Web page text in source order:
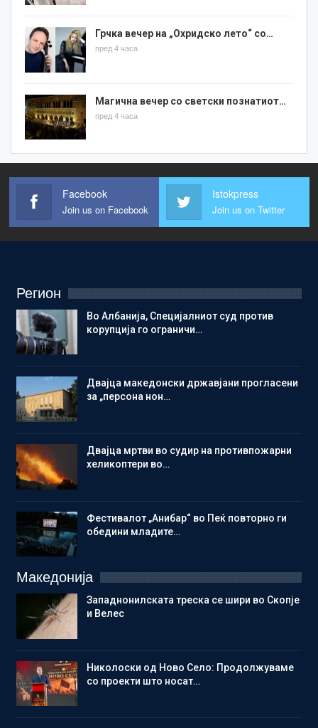
Грчка вечер на „Охридско лето“ со…
пред 4 часа
Магична вечер со светски познатиот…
пред 4 часа
Facebook
Join us on Facebook
Istokpress
Join us on Twitter
Регион
Во Албанија, Специјалниот суд против
корупција го ограничи…
Двајца македонски државјани прогласени
за „персона нон…
Двајца мртви во судир на противпожарни
хеликоптери во…
Фестивалот „Анибар“ во Пеќ повторно ги
обедини младите…
Македонија
Западнонилската треска се шири во Скопје
и Велес
Николоски од Ново Село: Продолжуваме
со проекти што носат…